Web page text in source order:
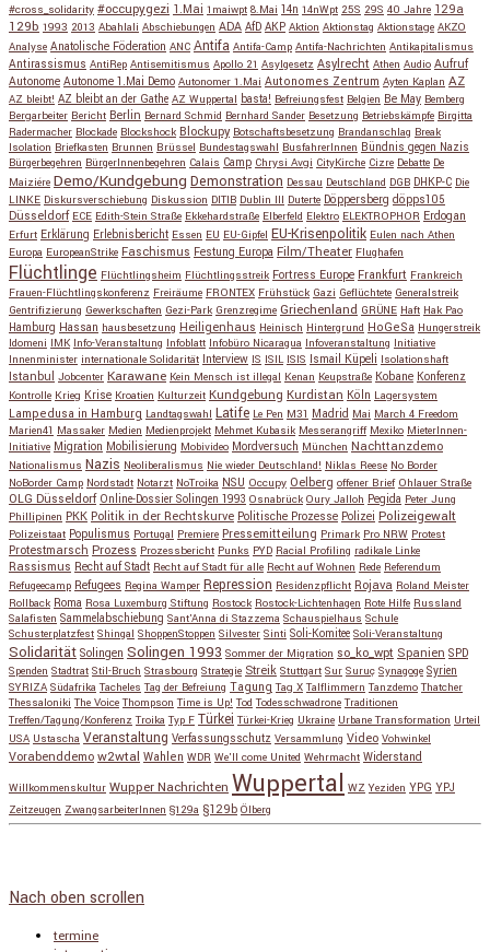
#cross_solidarity #occupygezi 1.Mai 1maiwpt 8.Mai 14n 14nWpt 25S 29S 40 Jahre 129a
129b 1993 2013 Abahlali Abschiebungen ADA AfD AKP Aktion Aktionstag Aktionstage AKZO
Analyse Anatolische Föderation ANC Antifa Antifa-Camp Antifa-Nachrichten Antikapitalismus
Antirassismus AntiRep Antisemitismus Apollo 21 Asylgesetz Asylrecht Athen Audio Aufruf
Autonome Autonome 1.Mai Demo Autonomer 1.Mai Autonomes Zentrum Ayten Kaplan AZ
AZ bleibt! AZ bleibt an der Gathe AZ Wuppertal basta! Befreiungsfest Belgien Be May Bemberg
Bergarbeiter Bericht Berlin Bernard Schmid Bernhard Sander Besetzung Betriebskämpfe Birgitta
Radermacher Blockade Blockshock Blockupy Botschaftsbesetzung Brandanschlag Break
Isolation Briefkasten Brunnen Brüssel Bundestagswahl BusfahrerInnen Bündnis gegen Nazis
Bürgerbegehren BürgerInnenbegehren Calais Camp Chrysi Avgi CityKirche Cizre Debatte De
Maiziére Demo/Kundgebung Demonstration Dessau Deutschland DGB DHKP-C Die
LINKE Diskursverschiebung Diskussion DITIB Dublin III Duterte Döppersberg döpps105
Düsseldorf ECE Edith-Stein Straße Ekkehardstraße Elberfeld Elektro ELEKTROPHOR Erdogan
Erfurt Erklärung Erlebnisbericht Essen EU EU-Gipfel EU-Krisenpolitik Eulen nach Athen
Europa EuropeanStrike Faschismus Festung Europa Film/Theater Flughafen
Flüchtlinge Flüchtlingsheim Flüchtlingsstreik Fortress Europe Frankfurt Frankreich
Frauen-Flüchtlingskonferenz Freiräume FRONTEX Frühstück Gazi Geflüchtete Generalstreik
Gentrifizierung Gewerkschaften Gezi-Park Grenzregime Griechenland GRÜNE Haft Hak Pao
Hamburg Hassan hausbesetzung Heiligenhaus Heinisch Hintergrund HoGeSa Hungerstreik
Idomeni IMK Info-Veranstaltung Infoblatt Infobüro Nicaragua Infoveranstaltung Initiative
Innenminister internationale Solidarität Interview IS ISIL ISIS Ismail Küpeli Isolationshaft
Istanbul Jobcenter Karawane Kein Mensch ist illegal Kenan Keupstraße Kobane Konferenz
Kontrolle Krieg Krise Kroatien Kulturzeit Kundgebung Kurdistan Köln Lagersystem
Lampedusa in Hamburg Landtagswahl Latife Le Pen M31 Madrid Mai March 4 Freedom
Marien41 Massaker Medien Medienprojekt Mehmet Kubasik Messerangriff Mexiko MieterInnen-
Initiative Migration Mobilisierung Mobivideo Mordversuch München Nachttanzdemo
Nationalismus Nazis Neoliberalismus Nie wieder Deutschland! Niklas Reese No Border
NoBorder Camp Nordstadt Notarzt NoTroika NSU Occupy Oelberg offener Brief Ohlauer Straße
OLG Düsseldorf Online-Dossier Solingen 1993 Osnabrück Oury Jalloh Pegida Peter Jung
Phillipinen PKK Politik in der Rechtskurve Politische Prozesse Polizei Polizeigewalt
Polizeistaat Populismus Portugal Premiere Pressemitteilung Primark Pro NRW Protest
Protestmarsch Prozess Prozessbericht Punks PYD Racial Profiling radikale Linke
Rassismus Recht auf Stadt Recht auf Stadt für alle Recht auf Wohnen Rede Referendum
Refugeecamp Refugees Regina Wamper Repression Residenzpflicht Rojava Roland Meister
Rollback Roma Rosa Luxemburg Stiftung Rostock Rostock-Lichtenhagen Rote Hilfe Russland
Salafisten Sammelabschiebung Sant'Anna di Stazzema Schauspielhaus Schule
Schusterplatzfest Shingal ShoppenStoppen Silvester Sinti Soli-Komitee Soli-Veranstaltung
Solidarität Solingen Solingen 1993 Sommer der Migration so_ko_wpt Spanien SPD
Spenden Stadtrat Stil-Bruch Strasbourg Strategie Streik Stuttgart Sur Suruç Synagoge Syrien
SYRIZA Südafrika Tacheles Tag der Befreiung Tagung Tag X Talflimmern Tanzdemo Thatcher
Thessaloniki The Voice Thompson Time is Up! Tod Todesschwadrone Traditionen
Treffen/Tagung/Konferenz Troika Typ F Türkei Türkei-Krieg Ukraine Urbane Transformation Urteil
USA Ustascha Veranstaltung Verfassungsschutz Versammlung Video Vohwinkel
Vorabenddemo w2wtal Wahlen WDR We'll come United Wehrmacht Widerstand
Willkommenskultur Wupper Nachrichten Wuppertal WZ Yeziden YPG YPJ
Zeitzeugen ZwangsarbeiterInnen §129a §129b Ölberg
Nach oben scrollen
termine